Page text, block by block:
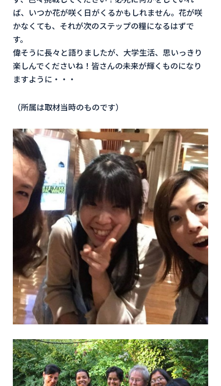
ば、いつか花が咲く日がくるかもしれません。花が咲
かなくても、それが次のステップの糧になるはずで
す。
偉そうに長々と語りましたが、大学生活、思いっきり
楽しんでくださいね！皆さんの未来が輝くものになり
ますように・・・
（所属は取材当時のものです）